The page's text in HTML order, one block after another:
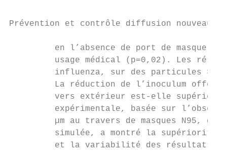
Prévention et contrôle diffusion
en l’absence de port de masque à
usage médical (p=0,02). Les
influenza, sur des particules > 5
La réduction de l’inoculum
vers extérieur est-elle
expérimentale, basée sur
µm au travers de masques N95, de
simulée, a montré la supériorité
et la variabilité des résultats